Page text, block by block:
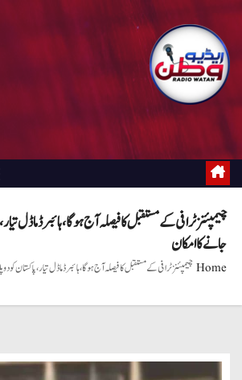
چیمپئنزٹرافی کے مستقبل کا فیصلہ آج ہوگا، ہائبرڈ ماڈل
جانے کا امکان
Homeچیمپئنزٹرافی کے مستقبل کا فیصلہ آج ہوگا، ہائبرڈ ماڈل تیار، پاکستان کو دو